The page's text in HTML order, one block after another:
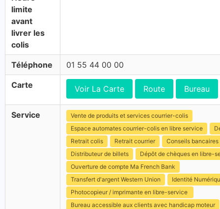
limite
avant
livrer les
colis
Téléphone 01 55 44 00 00
Carte Voir La Carte Route Bureau
Service
Vente de produits et services courrier-colis
Espace automates courrier-colis en libre service
Retrait colis
Retrait courrier
Conseils bancaires
Distributeur de billets
Dépôt de chèques en libre-
Ouverture de compte Ma French Bank
Transfert d'argent Western Union
Identité
Photocopieur / imprimante en libre-service
Bureau accessible aux clients avec handicap moteur